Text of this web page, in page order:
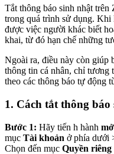
Tắt thông báo sinh nhật
trong quá trình sử dụng. Khi
được việc người khác biết
khai, từ đó hạn chế những
Ngoài ra, điều này còn giúp
thông tin cá nhân, chỉ tương
theo các thông báo tự động
1. Cách tắt thông
Bước 1: Hãy tiến h hành
mục Tài khoản ở phía dưới
Chọn đến mục Quyền